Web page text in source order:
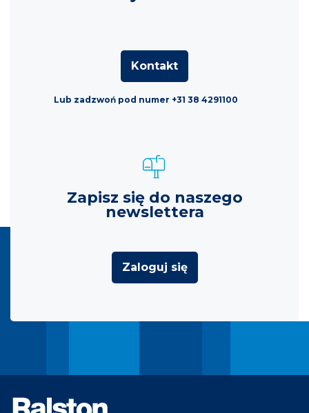
Kontakt
Lub zadzwoń pod numer +31 38 4291100
Zapisz się do naszego
newslettera
Zaloguj się